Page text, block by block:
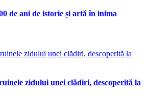
de ani de istorie și artă în inima
zidului unei clădiri, descoperită la